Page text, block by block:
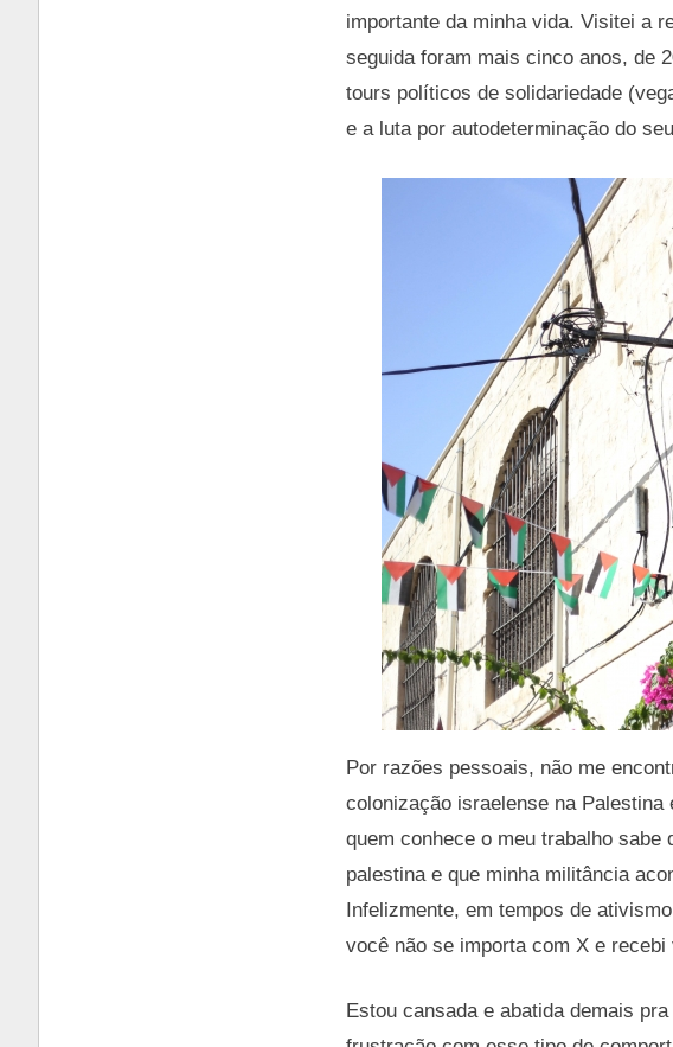
importante da minha vida. Visitei a
seguida foram mais cinco anos, de
tours políticos de solidariedade
e a luta por autodeterminação do
Por razões pessoais, não me
colonização israelense na
quem conhece o meu trabalho
palestina e que minha militância
Infelizmente, em tempos de
você não se importa com X e
Estou cansada e abatida demais